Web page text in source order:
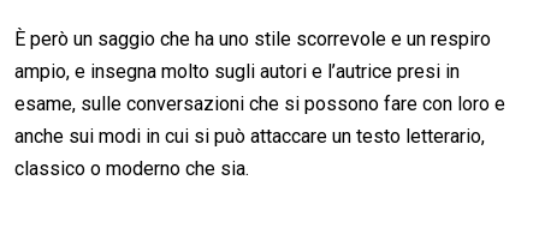
È però un saggio che ha uno stile scorrevole e un respiro
ampio, e insegna molto sugli autori e l’autrice presi in
esame, sulle conversazioni che si possono fare con loro e
anche sui modi in cui si può attaccare un testo letterario,
classico o moderno che sia.